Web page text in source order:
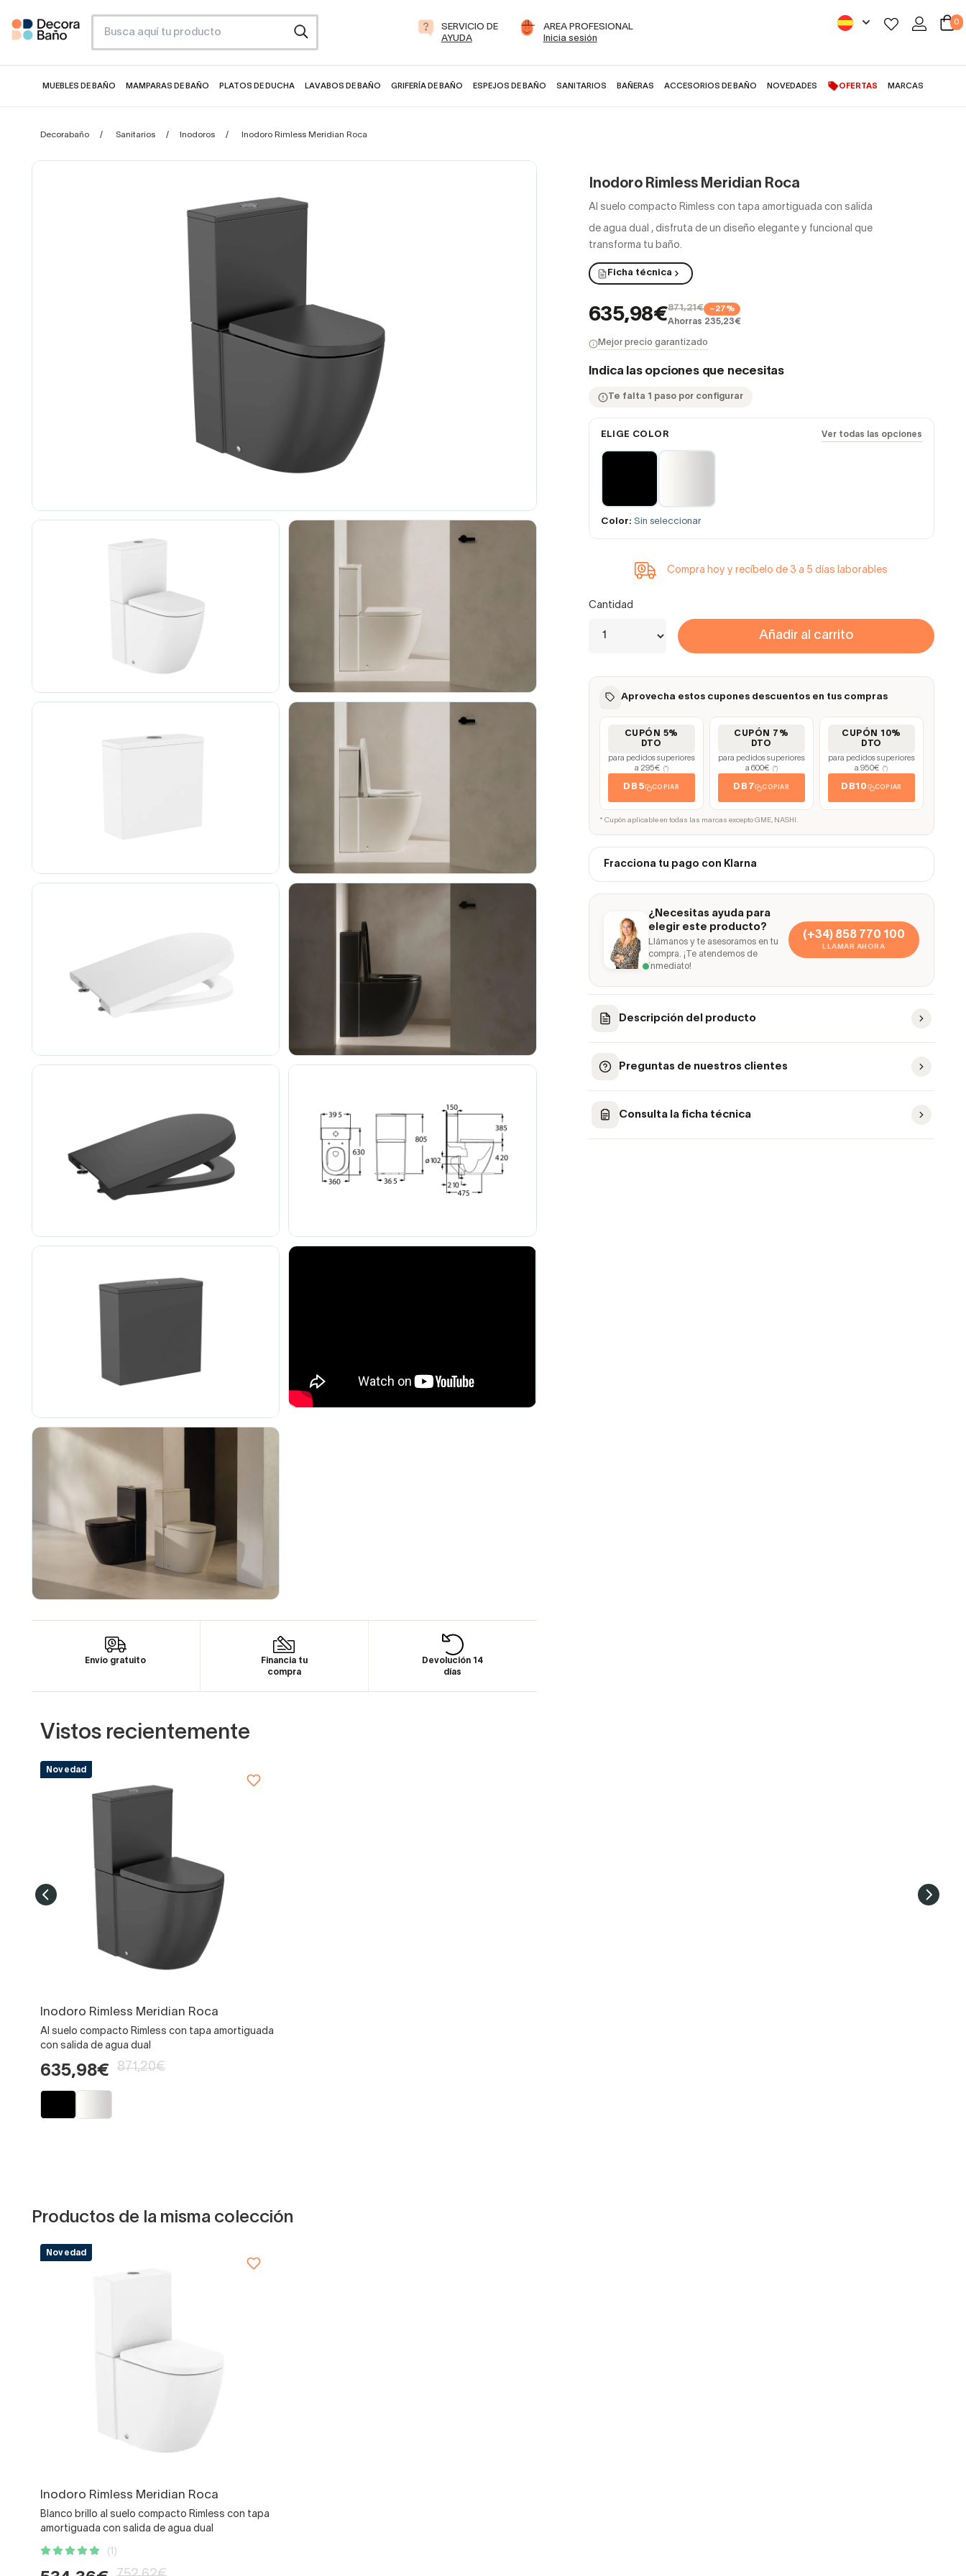
SERVICIO DE
AYUDA
AREA PROFESIONAL
Inicia sesión
0
MUEBLES DE BAÑO MAMPARAS DE BAÑO PLATOS DE DUCHA LAVABOS DE BAÑO GRIFERÍA DE BAÑO ESPEJOS DE BAÑO SANITARIOS BAÑERAS ACCESORIOS DE BAÑO NOVEDADES OFERTAS MARCAS
Decorabaño Sanitarios Inodoros Inodoro Rimless Meridian Roca
Envío gratuito
Financia tu
compra
Devolución 14
días
Inodoro Rimless Meridian Roca
Al suelo compacto Rimless con tapa amortiguada con salida
de agua dual , disfruta de un diseño elegante y funcional que
transforma tu baño.
Ficha técnica
635,98€871,21€ −27%
Ahorras 235,23€
Mejor precio garantizado
Indica las opciones que necesitas
Te falta 1 paso por configurar
ELIGE COLOR Ver todas las opciones
Color: Sin seleccionar
Compra hoy y recíbelo de 3 a 5 días laborables
Cantidad
Añadir al carrito
Aprovecha estos cupones descuentos en tus compras
CUPÓN 5%
DTO
para pedidos superiores
a 295€
(*)
DB5 COPIAR
CUPÓN 7%
DTO
para pedidos superiores
a 600€
(*)
DB7 COPIAR
CUPÓN 10%
DTO
para pedidos superiores
a 950€
(*)
DB10 COPIAR
* Cupón aplicable en todas las marcas excepto GME, NASHI.
Fracciona tu pago con Klarna
¿Necesitas ayuda para
elegir este producto?
Llámanos y te asesoramos en tu
compra. ¡Te atendemos de
inmediato!
(+34) 858 770 100
LLAMAR AHORA
Descripción del producto
Preguntas de nuestros clientes
Consulta la ficha técnica
Vistos recientemente
Novedad
Inodoro Rimless Meridian Roca
Al suelo compacto Rimless con tapa amortiguada
con salida de agua dual
635,98€ 871,20€
Productos de la misma colección
Novedad
Inodoro Rimless Meridian Roca
Blanco brillo al suelo compacto Rimless con tapa
amortiguada con salida de agua dual
(1)